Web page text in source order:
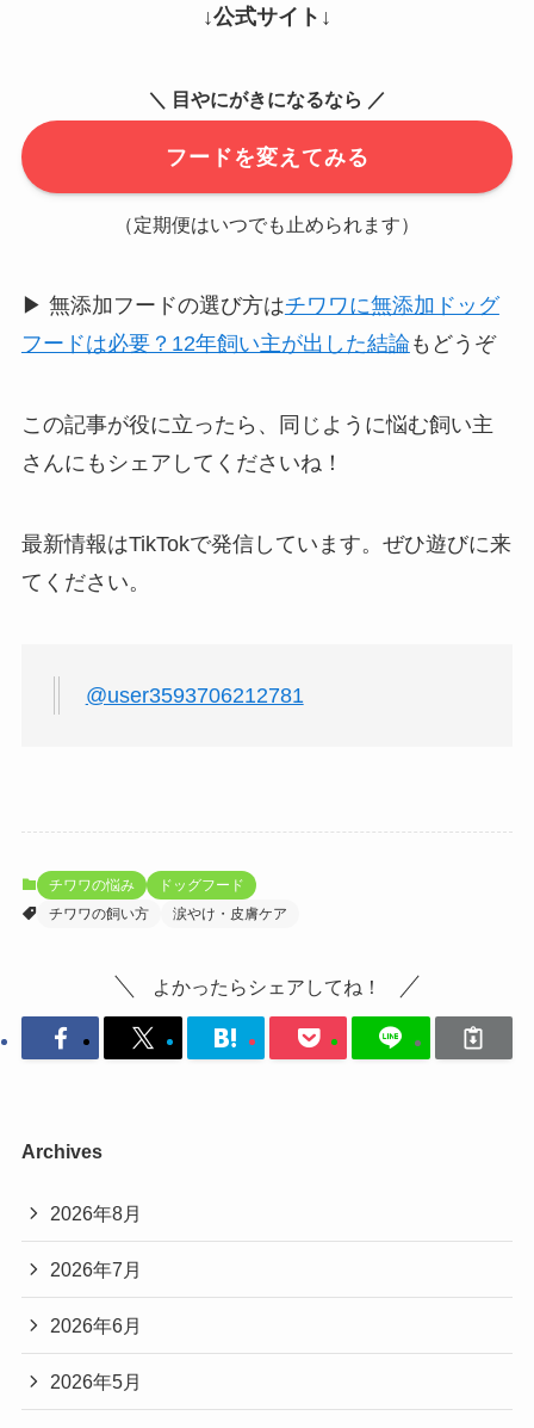
↓公式サイト↓
＼ 目やにがきになるなら ／
フードを変えてみる
（定期便はいつでも止められます）
▶ 無添加フードの選び方はチワワに無添加ドッグ
フードは必要？12年飼い主が出した結論 もどうぞ
この記事が役に立ったら、同じように悩む飼い主
さんにもシェアしてくださいね！
最新情報はTikTokで発信しています。ぜひ遊びに来
てください。
@user3593706212781
チワワの悩み
ドッグフード
チワワの飼い方
涙やけ・皮膚ケア
よかったらシェアしてね！
Archives
2026年8月
2026年7月
2026年6月
2026年5月